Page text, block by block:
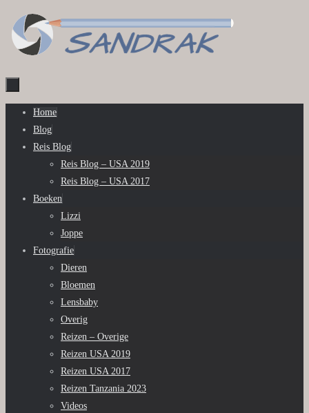
naar
de
naar
Home
Blog
Reis Blog
Reis Blog – USA 2019
Reis Blog – USA 2017
Boeken
Lizzi
Joppe
Fotografie
Dieren
Bloemen
Lensbaby
Overig
Reizen – Overige
Reizen USA 2019
Reizen USA 2017
Reizen Tanzania 2023
Videos